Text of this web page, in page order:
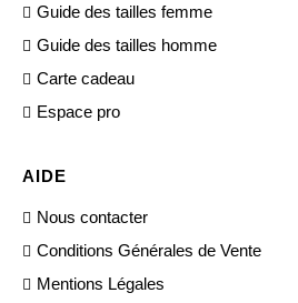
Guide des tailles femme
Guide des tailles homme
Carte cadeau
Espace pro
AIDE
Nous contacter
Conditions Générales de Vente
Mentions Légales